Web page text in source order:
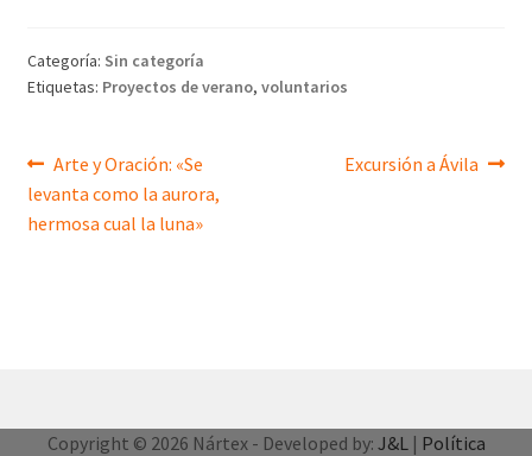
Categoría: Sin categoría
Etiquetas: Proyectos de verano, voluntarios
Navegación
de
Anterior:
Arte y Oración: «Se
levanta como la aurora,
hermosa cual la luna»
Siguiente:
Excursión a Ávila
Copyright © 2026 Nártex - Developed by: J&L | Política